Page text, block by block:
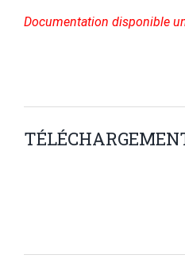
Documentation disponible